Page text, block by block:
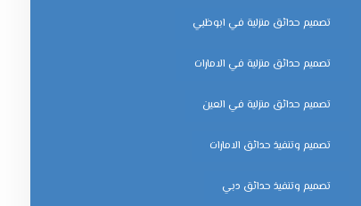
تصميم حدائق منزلية في ابوظبي
تصميم حدائق منزلية في الامارات
تصميم حدائق منزلية في العين
تصميم وتنفيذ حدائق الامارات
تصميم وتنفيذ حدائق دبي